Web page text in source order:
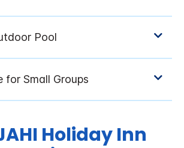
Holiday Inn